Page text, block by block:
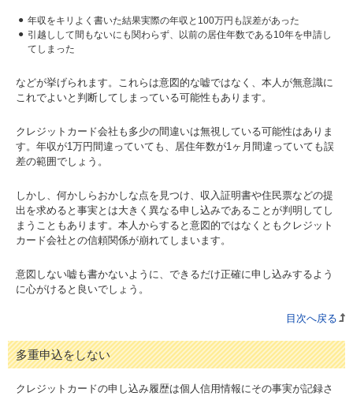
年収をキリよく書いた結果実際の年収と100万円も誤差があった
引越しして間もないにも関わらず、以前の居住年数である10年を申請し
てしまった
などが挙げられます。これらは意図的な嘘ではなく、本人が無意識に
これでよいと判断してしまっている可能性もあります。
クレジットカード会社も多少の間違いは無視している可能性はありま
す。年収が1万円間違っていても、居住年数が1ヶ月間違っていても誤
差の範囲でしょう。
しかし、何かしらおかしな点を見つけ、収入証明書や住民票などの提
出を求めると事実とは大きく異なる申し込みであることが判明してし
まうこともあります。本人からすると意図的ではなくともクレジット
カード会社との信頼関係が崩れてしまいます。
意図しない嘘も書かないように、できるだけ正確に申し込みするよう
に心がけると良いでしょう。
目次へ戻る
多重申込をしない
クレジットカードの申し込み履歴は個人信用情報にその事実が記録さ